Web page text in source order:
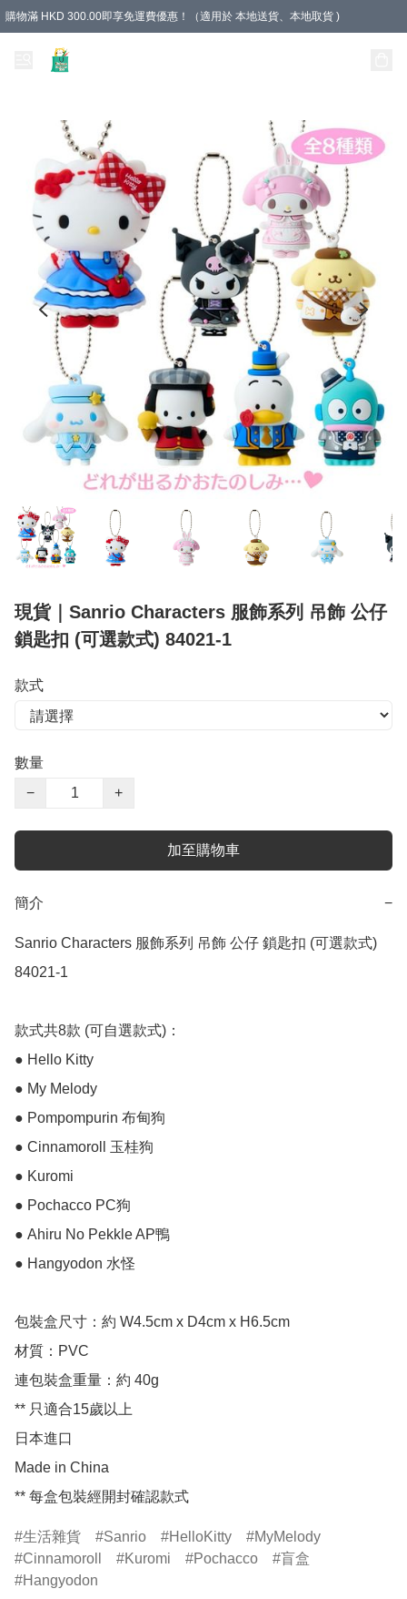
購物滿 HKD 300.00即享免運費優惠！（適用於 本地送貨、本地取貨 )
現貨｜Sanrio Characters 服飾系列 吊飾 公仔
鎖匙扣 (可選款式) 84021-1
款式
數量
−
+
加至購物車
簡介 −
Sanrio Characters 服飾系列 吊飾 公仔 鎖匙扣 (可選款式)
84021-1
款式共8款 (可自選款式)：
● Hello Kitty
● My Melody
● Pompompurin 布甸狗
● Cinnamoroll 玉桂狗
● Kuromi
● Pochacco PC狗
● Ahiru No Pekkle AP鴨
● Hangyodon 水怪
包裝盒尺寸：約 W4.5cm x D4cm x H6.5cm
材質：PVC
連包裝盒重量：約 40g
** 只適合15歲以上
日本進口
Made in China
** 每盒包裝經開封確認款式
生活雜貨 Sanrio HelloKitty
MyMelody
Cinnamoroll
Kuromi Pochacco
盲盒
Hangyodon